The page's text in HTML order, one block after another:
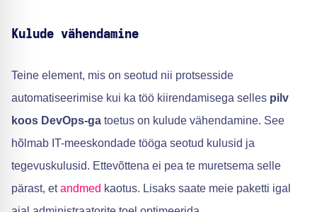
Kulude vähendamine
Teine element, mis on seotud nii protsesside
automatiseerimise kui ka töö kiirendamisega selles pilv
koos DevOps-ga toetus on kulude vähendamine. See
hõlmab IT-meeskondade tööga seotud kulusid ja
tegevuskulusid. Ettevõttena ei pea te muretsema selle
pärast, etandmed kaotus. Lisaks saate meie paketti igal